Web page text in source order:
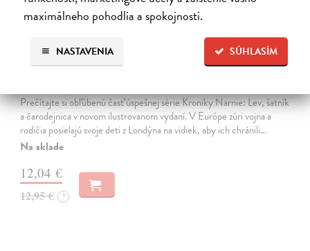
maximálneho pohodlia a spokojnosti.
SÚHLASÍM
NASTAVENIA
Lev, šatník a čarodejnica. Kroniky
Narnie (Ilustrované vydanie)
Prečítajte si obľúbenú časť úspešnej série Kroniky Narnie: Lev, šatník
a čarodejnica v novom ilustrovanom vydaní. V Európe zúri vojna a
rodičia posielajú svoje deti z Londýna na vidiek, aby ich chránili…
Na sklade
12,04 €
12,95 € ?